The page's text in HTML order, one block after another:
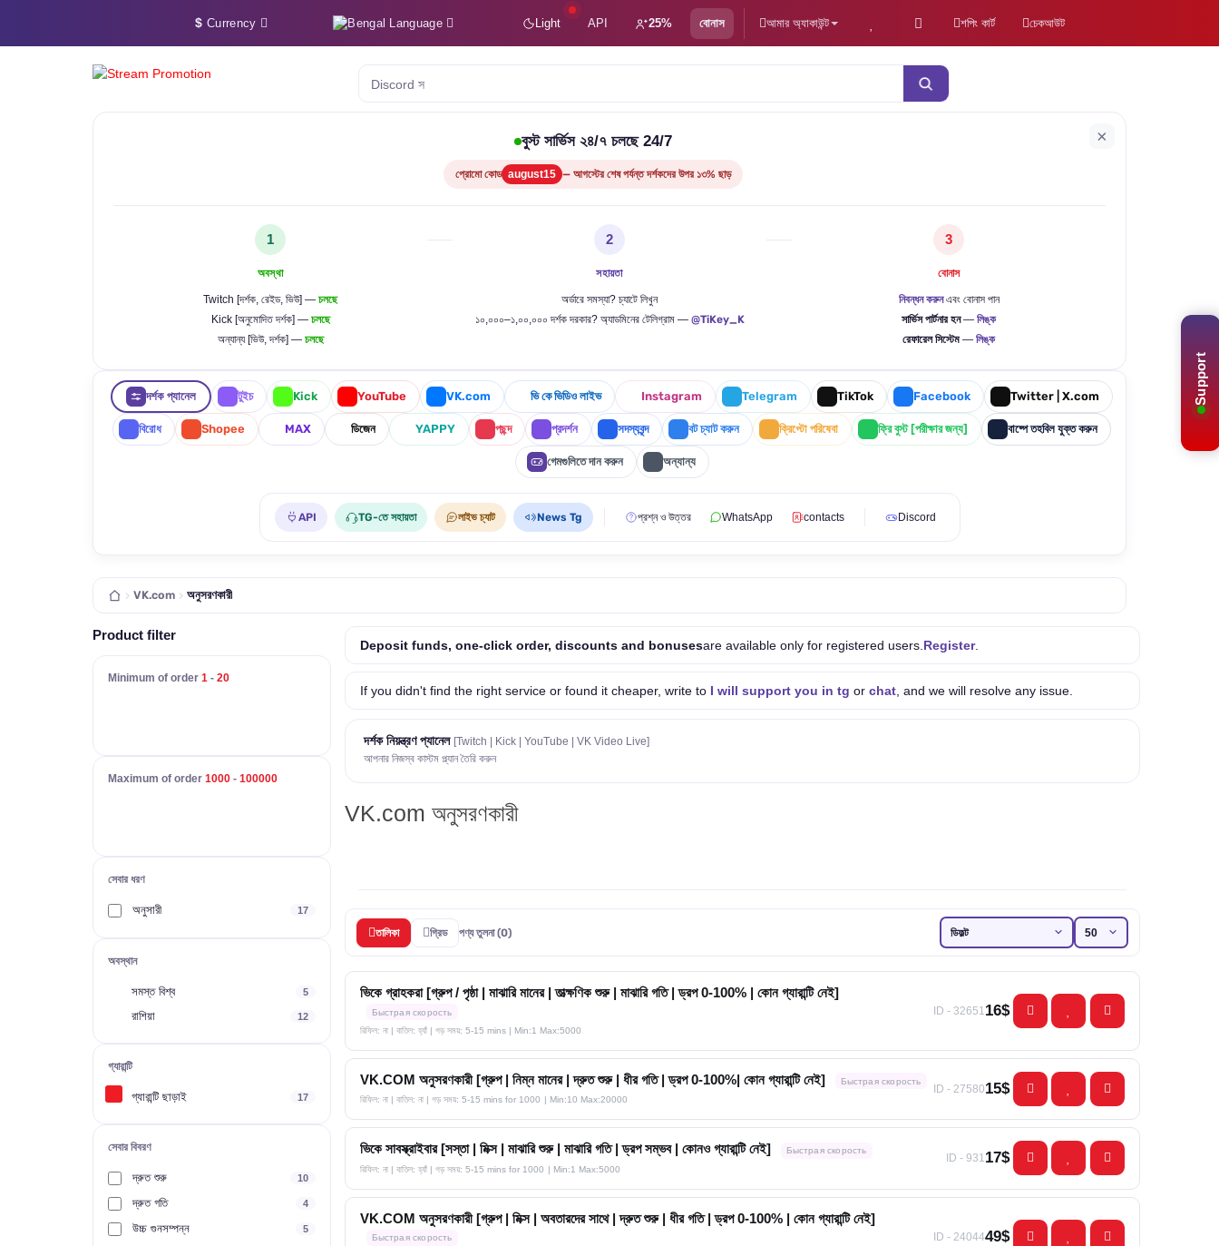
Support
$Currency Language Light API 25% বোনাস আমার অ্যাকাউন্ট শপিং কার্ট চেকআউট
Discord সদস্য
×
বুস্ট সার্ভিস ২৪/৭ চলছে 24/7
প্রোমো কোড august15 — আগস্টের শেষ পর্যন্ত দর্শকদের উপর ১৩% ছাড়
1
অবস্থা
Twitch [দর্শক, রেইড, ভিউ] — চলছে
Kick [অনুমোদিত দর্শক] — চলছে
অন্যান্য [ভিউ, দর্শক] — চলছে
2
সহায়তা
অর্ডারে সমস্যা? চ্যাটে লিখুন
১০,০০০–১,০০,০০০ দর্শক দরকার? অ্যাডমিনের টেলিগ্রাম — @TiKey_K
3
বোনাস
নিবন্ধন করুনএবং বোনাস পান
সার্ভিস পার্টনার হন— লিঙ্ক
রেফারেল সিস্টেম — লিঙ্ক
দর্শক প্যানেল টুইচ Kick YouTube VK.com ভি কে ভিডিও লাইভ Instagram Telegram TikTok Facebook Twitter | X.com
বিরোধ Shopee MAX ডিজেন YAPPY পছন্দ প্রদর্শন সদস্যবৃন্দ বট চ্যাট করুন ক্রিপ্টো পরিষেবা ফ্রি বুস্ট [পরীক্ষার জন্য] বাষ্পে তহবিল যুক্ত করুন
গেমগুলিতে দান করুন অন্যান্য
API TG-তে সহায়তা লাইভ চ্যাট News Tg প্রশ্ন ও উত্তর WhatsApp contacts Discord
VK.com অনুসরণকারী
Product filter
Minimum of order 1 - 20
Maximum of order 1000 - 100000
সেবার ধরণ
অনুসারী 17
অবস্থান
সমস্ত বিশ্ব 5
রাশিয়া 12
গ্যারান্টি
গ্যারান্টি ছাড়াই 17
সেবার বিবরণ
দ্রুত শুরু 10
দ্রুত গতি 4
উচ্চ গুনসম্পন্ন 5
Deposit funds, one-click order, discounts and bonusesare available only for registered users. Register.
If you didn't find the right service or found it cheaper, write to I will support you in tg or chat, and we will resolve any issue.
দর্শক নিয়ন্ত্রণ প্যানেল [Twitch | Kick | YouTube | VK Video Live]
আপনার নিজস্ব কাস্টম প্ল্যান তৈরি করুন
VK.com অনুসরণকারী
তালিকা গ্রিড পণ্য তুলনা (0)
ভিকে গ্রাহকরা [গ্রুপ / পৃষ্ঠা | মাঝারি মানের | তাত্ক্ষণিক শুরু | মাঝারি গতি | ড্রপ 0-100% | কোন গ্যারান্টি নেই]
Быстрая скорость
রিফিল: না | বাতিল: হ্যাঁ | গড় সময়: 5-15 mins | Min:1 Max:5000
ID - 32651 16$
VK.COM অনুসরণকারী [গ্রুপ | নিম্ন মানের | দ্রুত শুরু | ধীর গতি | ড্রপ 0-100%| কোন গ্যারান্টি নেই]
Быстрая скорость
রিফিল: না | বাতিল: না | গড় সময়: 5-15 mins for 1000 | Min:10 Max:20000
ID - 2758015$
ভিকে সাবস্ক্রাইবার [সস্তা | মিক্স | মাঝারি শুরু | মাঝারি গতি | ড্রপ সম্ভব | কোনও গ্যারান্টি নেই]
Быстрая скорость
রিফিল: না | বাতিল: হ্যাঁ | গড় সময়: 5-15 mins for 1000 | Min:1 Max:5000
ID - 93117$
VK.COM অনুসরণকারী [গ্রুপ | মিক্স | অবতারদের সাথে | দ্রুত শুরু | ধীর গতি | ড্রপ 0-100% | কোন গ্যারান্টি নেই]
Быстрая скорость
ID - 2404449$